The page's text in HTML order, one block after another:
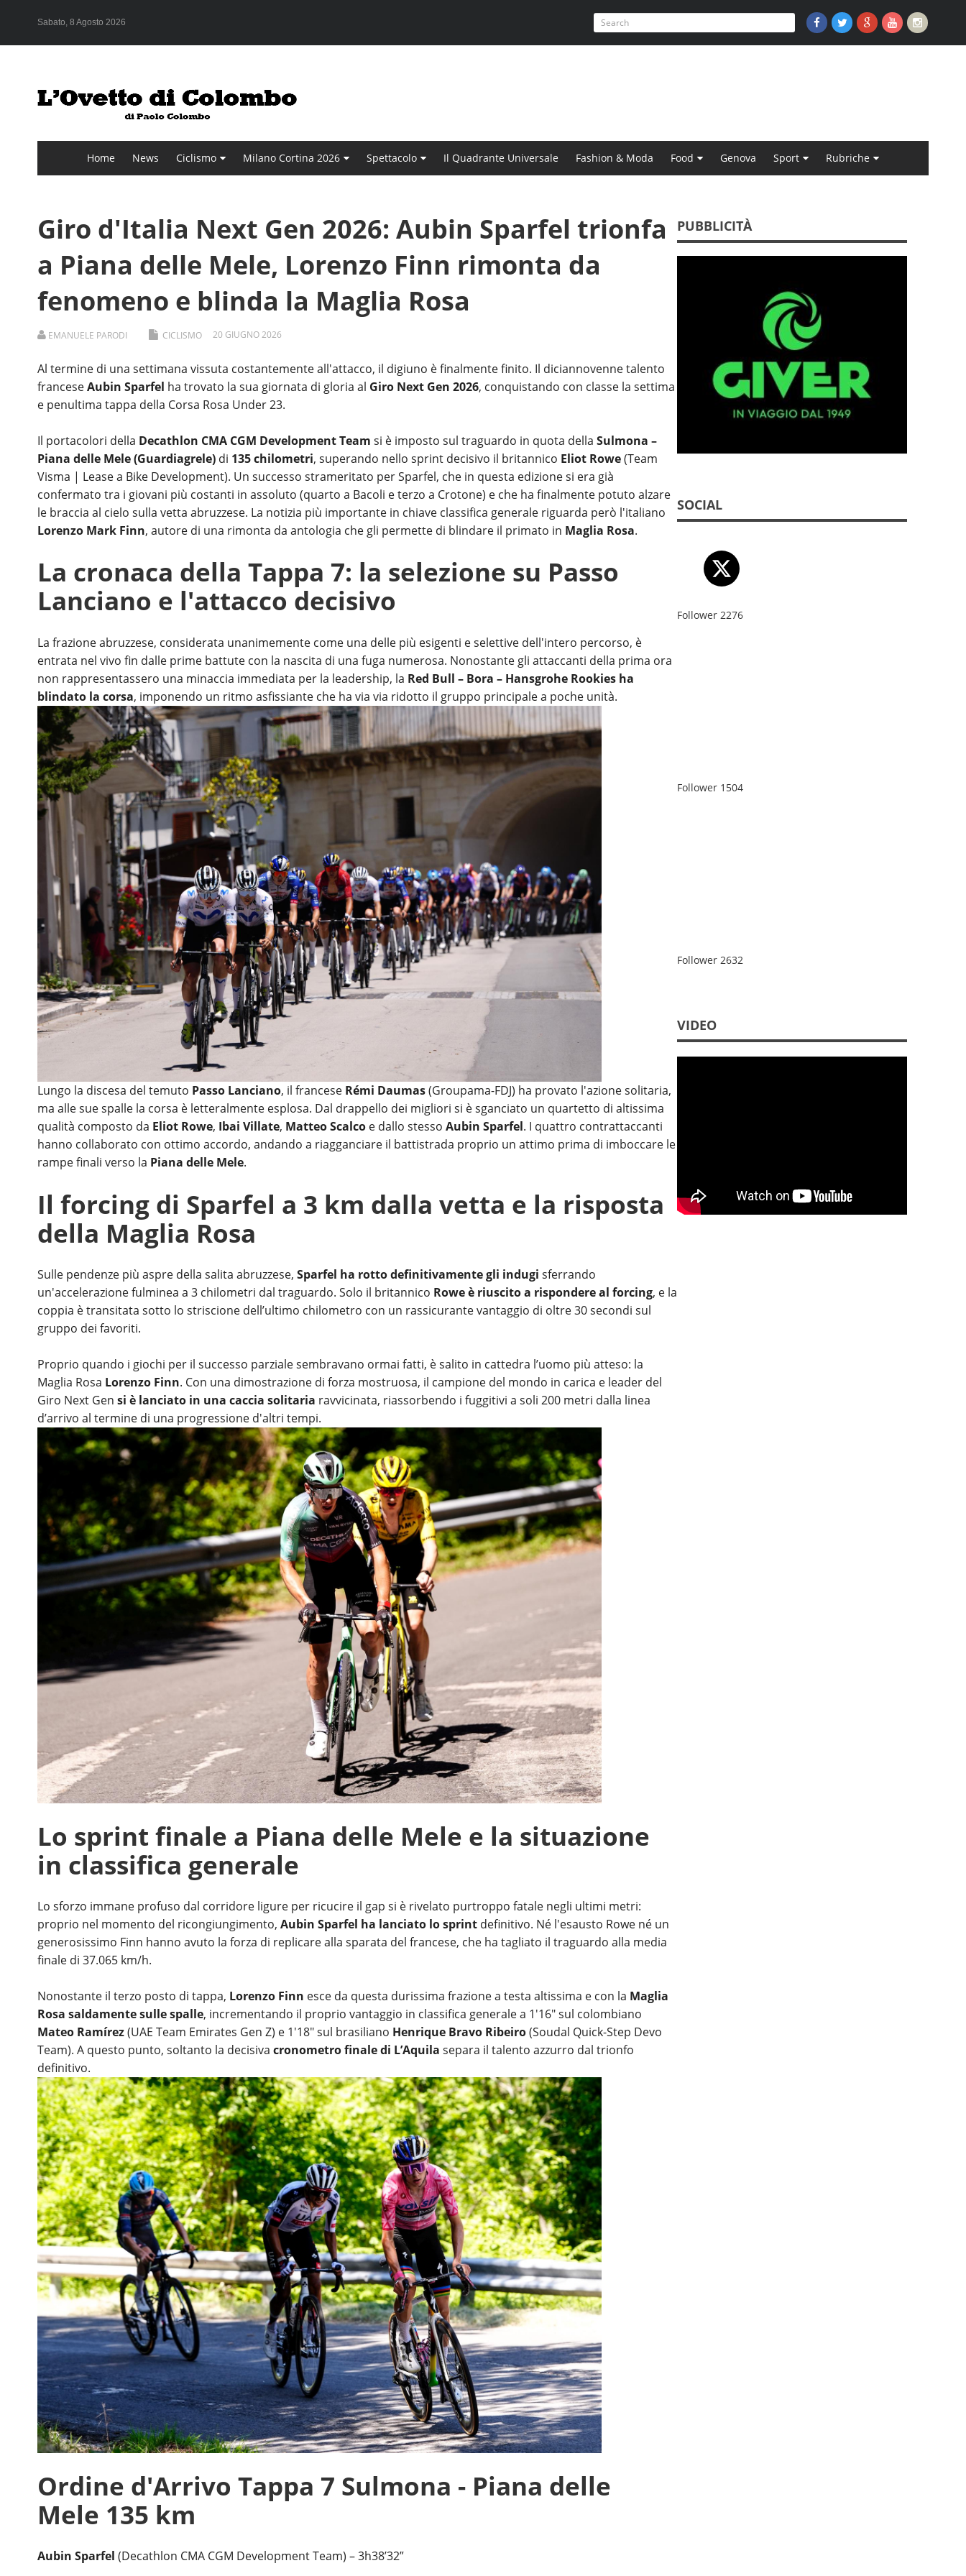
Sabato, 8 Agosto 2026
Home News Ciclismo Milano Cortina 2026 Spettacolo Il Quadrante Universale Fashion & Moda Food Genova Sport Rubriche
Giro d'Italia Next Gen 2026: Aubin Sparfel trionfa
a Piana delle Mele, Lorenzo Finn rimonta da
fenomeno e blinda la Maglia Rosa
EMANUELE PARODI CICLISMO 20 GIUGNO2026
Al termine di una settimana vissuta costantemente all'attacco, il digiuno è finalmente finito. Il diciannovenne talento
franceseAubin Sparfel ha trovato la sua giornata di gloria al Giro Next Gen 2026, conquistando con classe la settima
e penultima tappa della Corsa Rosa Under 23.
Il portacolori della Decathlon CMA CGM Development Team si è imposto sul traguardo in quota della Sulmona –
Piana delle Mele (Guardiagrele) di 135 chilometri, superando nello sprint decisivo il britannico Eliot Rowe(Team
Visma | Lease a Bike Development). Un successo strameritato per Sparfel, che in questa edizione si era già
confermato tra i giovani più costanti in assoluto (quarto a Bacoli e terzo a Crotone) e che ha finalmente potuto alzare
le braccia al cielo sulla vetta abruzzese. La notizia più importante in chiave classifica generale riguarda però l'italiano
Lorenzo Mark Finn, autore di una rimonta da antologia che gli permette di blindare il primato in Maglia Rosa.
La cronaca della Tappa 7: la selezione su Passo
Lanciano e l'attacco decisivo
La frazione abruzzese, considerata unanimemente come una delle più esigenti e selettive dell'intero percorso, è
entrata nel vivo fin dalle prime battute con la nascita di una fuga numerosa. Nonostante gli attaccanti della prima ora
non rappresentassero una minaccia immediata per la leadership, la Red Bull – Bora – Hansgrohe Rookies ha
blindato la corsa, imponendo un ritmo asfissiante che ha via via ridotto il gruppo principale a poche unità.
Lungo la discesa del temuto Passo Lanciano, il francese Rémi Daumas(Groupama-FDJ) ha provato l'azione solitaria,
ma alle sue spalle la corsa è letteralmente esplosa. Dal drappello dei migliori si è sganciato un quartetto di altissima
qualità composto da Eliot Rowe, Ibai Villate, Matteo Scalco e dallo stesso Aubin Sparfel. I quattro contrattaccanti
hanno collaborato con ottimo accordo, andando a riagganciare il battistrada proprio un attimo prima di imboccare le
rampe finali verso la Piana delle Mele.
Il forcing di Sparfel a 3 km dalla vetta e la risposta
della Maglia Rosa
Sulle pendenze più aspre della salita abruzzese, Sparfel ha rotto definitivamente gli indugi sferrando
un'accelerazione fulminea a 3 chilometri dal traguardo. Solo il britannico Rowe è riuscito a rispondere al forcing, e la
coppia è transitata sotto lo striscione dell’ultimo chilometro con un rassicurante vantaggio di oltre 30 secondi sul
gruppo dei favoriti.
Proprio quando i giochi per il successo parziale sembravano ormai fatti, è salito in cattedra l’uomo più atteso: la
Maglia Rosa Lorenzo Finn. Con una dimostrazione di forza mostruosa, il campione del mondo in carica e leader del
Giro Next Gen si è lanciato in una caccia solitaria ravvicinata, riassorbendo i fuggitivi a soli 200 metri dalla linea
d’arrivo al termine di una progressione d'altri tempi.
Lo sprint finale a Piana delle Mele e la situazione
in classifica generale
Lo sforzo immane profuso dal corridore ligure per ricucire il gap si è rivelato purtroppo fatale negli ultimi metri:
proprio nel momento del ricongiungimento, Aubin Sparfel ha lanciato lo sprint definitivo. Né l'esausto Rowe né un
generosissimo Finn hanno avuto la forza di replicare alla sparata del francese, che ha tagliato il traguardo alla media
finale di 37.065 km/h.
Nonostante il terzo posto di tappa, Lorenzo Finn esce da questa durissima frazione a testa altissima e con la Maglia
Rosa saldamente sulle spalle, incrementando il proprio vantaggio in classifica generale a 1'16" sul colombiano
Mateo Ramírez(UAE Team Emirates Gen Z) e 1'18" sul brasiliano Henrique Bravo Ribeiro(Soudal Quick-Step Devo
Team). A questo punto, soltanto la decisiva cronometro finale di L’Aquila separa il talento azzurro dal trionfo
definitivo.
Ordine d'Arrivo Tappa 7 Sulmona - Piana delle
Mele 135 km
Aubin Sparfel (Decathlon CMA CGM Development Team) – 3h38’32”
PUBBLICITÀ
SOCIAL
Follower 2276
Follower 1504
Follower 2632
VIDEO